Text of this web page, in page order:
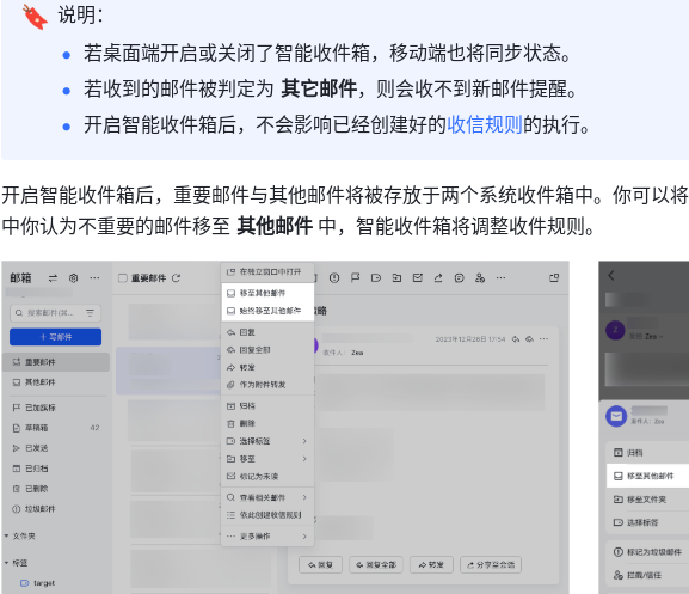
🔖 说明：
若桌面端开启或关闭了智能收件箱，移动端也将同步状态。
若收到的邮件被判定为 其它邮件，则会收不到新邮件提醒。
开启智能收件箱后，不会影响已经创建好的收信规则的执行。
开启智能收件箱后，重要邮件与其他邮件将被存放于两个系统收件箱中。你可以
中你认为不重要的邮件移至 其他邮件 中，智能收件箱将调整收件规则。